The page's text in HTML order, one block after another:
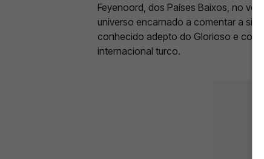
Feyenoord, dos Países Baixos, no
universo encarnado a comentar a
conhecido adepto do Glorioso e
internacional turco.